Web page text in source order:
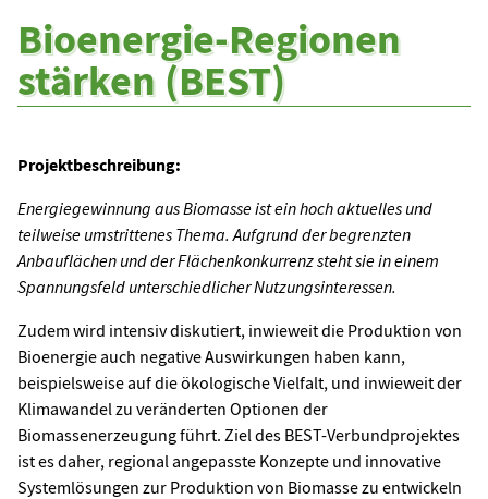
Bioenergie-Regionen
stärken (BEST)
Projektbeschreibung:
Energiegewinnung aus Biomasse ist ein hoch aktuelles und
teilweise umstrittenes Thema. Aufgrund der begrenzten
Anbauflächen und der Flächenkonkurrenz steht sie in einem
Spannungsfeld unterschiedlicher Nutzungsinteressen.
Zudem wird intensiv diskutiert, inwieweit die Produktion von
Bioenergie auch negative Auswirkungen haben kann,
beispielsweise auf die ökologische Vielfalt, und inwieweit der
Klimawandel zu veränderten Optionen der
Biomassenerzeugung führt. Ziel des BEST-Verbundprojektes
ist es daher, regional angepasste Konzepte und innovative
Systemlösungen zur Produktion von Biomasse zu entwickeln